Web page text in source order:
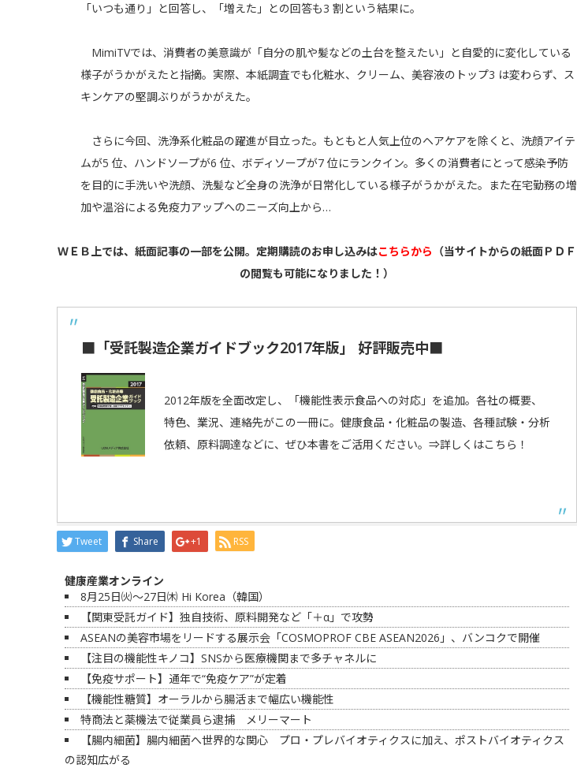
「いつも通り」と回答し、「増えた」との回答も3 割という結果に。
MimiTVでは、消費者の美意識が「自分の肌や髪などの土台を整えたい」と自愛的に変化している
様子がうかがえたと指摘。実際、本紙調査でも化粧水、クリーム、美容液のトップ3 は変わらず、ス
キンケアの堅調ぶりがうかがえた。
さらに今回、洗浄系化粧品の躍進が目立った。もともと人気上位のヘアケアを除くと、洗顔アイテ
ムが5 位、ハンドソープが6 位、ボディソープが7 位にランクイン。多くの消費者にとって感染予防
を目的に手洗いや洗顔、洗髪など全身の洗浄が日常化している様子がうかがえた。また在宅勤務の増
加や温浴による免疫力アップへのニーズ向上から…
ＷＥＢ上では、紙面記事の一部を公開。定期購読のお申し込みはこちらから （当サイトからの紙面ＰＤＦ
の閲覧も可能になりました！）
■「受託製造企業ガイドブック2017年版」 好評販売中■
2012年版を全面改定し、「機能性表示食品への対応」を追加。各社の概要、
特色、業況、連絡先がこの一冊に。健康食品・化粧品の製造、各種試験・分析
依頼、原料調達などに、ぜひ本書をご活用ください。 ⇒詳しくはこちら！
Tweet Share +1 RSS
健康産業オンライン
8月25日㈫～27日㈭ Hi Korea（韓国）
【関東受託ガイド】独自技術、原料開発など「＋α」で攻勢
ASEANの美容市場をリードする展示会「COSMOPROF CBE ASEAN2026」、バンコクで開催
【注目の機能性キノコ】SNSから医療機関まで多チャネルに
【免疫サポート】通年で“免疫ケア”が定着
【機能性糖質】オーラルから腸活まで幅広い機能性
特商法と薬機法で従業員ら逮捕 メリーマート
【腸内細菌】腸内細菌へ世界的な関心 プロ・プレバイオティクスに加え、ポストバイオティクス
の認知広がる